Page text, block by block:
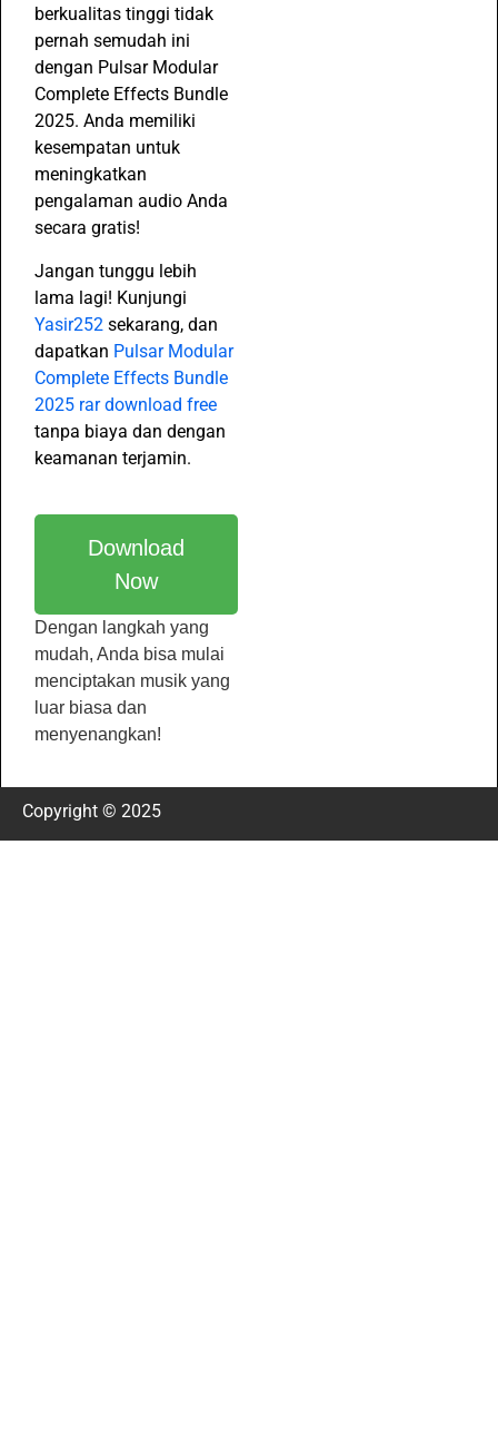
berkualitas tinggi tidak
pernah semudah ini
dengan Pulsar Modular
Complete Effects Bundle
2025. Anda memiliki
kesempatan untuk
meningkatkan
pengalaman audio Anda
secara gratis!
Jangan tunggu lebih
lama lagi! Kunjungi
Yasir252 sekarang, dan
dapatkan Pulsar Modular
Complete Effects Bundle
2025 rar download free
tanpa biaya dan dengan
keamanan terjamin.
Download
Now
Dengan langkah yang
mudah, Anda bisa mulai
menciptakan musik yang
luar biasa dan
menyenangkan!
Copyright © 2025